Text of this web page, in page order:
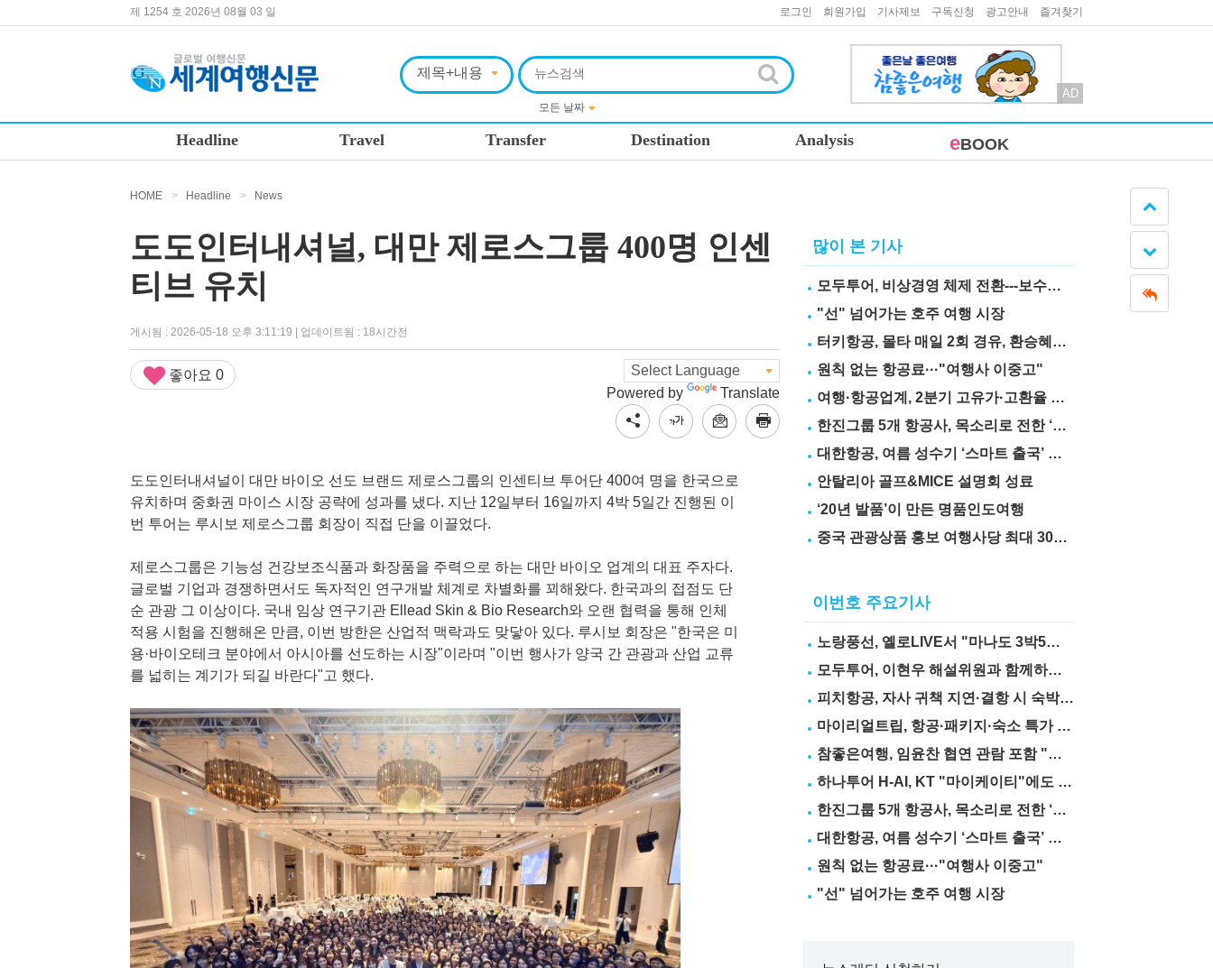
제 1254 호 2026년 08월 03 일 로그인 회원가입 기사제보 구독신청 광고안내 즐겨찾기
AD
Headline Travel Transfer Destination Analysis eBOOK
HOME > Headline > News
도도인터내셔널, 대만 제로스그룹 400명 인센
티브 유치
게시됨 : 2026-05-18 오후 3:11:19 | 업데이트됨 : 18시간전
좋아요 0
Powered by
Translate
도도인터내셔널이 대만 바이오 선도 브랜드 제로스그룹의 인센티브 투어단 400여 명을 한국으로
유치하며 중화권 마이스 시장 공략에 성과를 냈다. 지난 12일부터 16일까지 4박 5일간 진행된 이
번 투어는 루시보 제로스그룹 회장이 직접 단을 이끌었다.
제로스그룹은 기능성 건강보조식품과 화장품을 주력으로 하는 대만 바이오 업계의 대표 주자다.
글로벌 기업과 경쟁하면서도 독자적인 연구개발 체계로 차별화를 꾀해왔다. 한국과의 접점도 단
순 관광 그 이상이다. 국내 임상 연구기관 Ellead Skin & Bio Research와 오랜 협력을 통해 인체
적용 시험을 진행해온 만큼, 이번 방한은 산업적 맥락과도 맞닿아 있다. 루시보 회장은 "한국은 미
용·바이오테크 분야에서 아시아를 선도하는 시장"이라며 "이번 행사가 양국 간 관광과 산업 교류
를 넓히는 계기가 되길 바란다"고 했다.
많이 본 기사
모두투어, 비상경영 체제 전환---보수도 삭감
"선" 넘어가는 호주 여행 시장
터키항공, 몰타 매일 2회 경유, 환승혜택 눈길
원칙 없는 항공료···"여행사 이중고"
여행·항공업계, 2분기 고유가·고환율 직격탄
한진그룹 5개 항공사, 목소리로 전한 ‘재능기부’
대한항공, 여름 성수기 ‘스마트 출국’ 꿀팁 3가지 공개
안탈리아 골프&MICE 설명회 성료
‘20년 발품’이 만든 명품인도여행
중국 관광상품 홍보 여행사당 최대 300만 원 지원
이번호 주요기사
노랑풍선, 옐로LIVE서 "마나도 3박5일" 상품 선보여
모두투어, 이현우 해설위원과 함께하는 "MLB 직관 컨셉투어" 출시
피치항공, 자사 귀책 지연·결항 시 숙박·교통비 보상제 도입
마이리얼트립, 항공·패키지·숙소 특가 릴레이
참좋은여행, 임윤찬 협연 관람 포함 "미동부·캐나다" 패키지 출시
하나투어 H-AI, KT "마이케이티"에도 탑재
한진그룹 5개 항공사, 목소리로 전한 ‘재능기부’
대한항공, 여름 성수기 ‘스마트 출국’ 꿀팁 3가지 공개
원칙 없는 항공료···"여행사 이중고"
"선" 넘어가는 호주 여행 시장